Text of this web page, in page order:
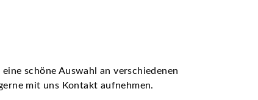
schöne Auswahl an verschiedenen
mit uns Kontakt aufnehmen.